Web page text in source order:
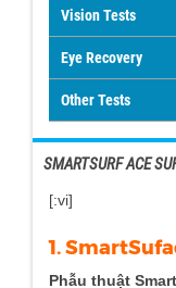
Vision Tests
Eye Recovery
Other Tests
SMARTSURF ACE
[:vi]
1.
Phẫu thuật